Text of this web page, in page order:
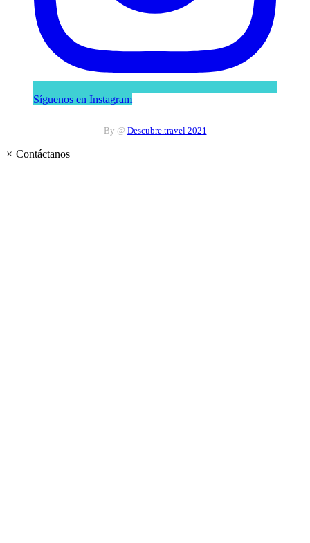
Síguenos en Instagram
By @ Descubre.travel 2021
× Contáctanos